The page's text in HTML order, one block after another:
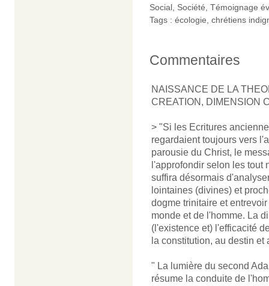
Social Société Témoignage
Tags : écologie chrétiens
Commentaires
NAISSANCE DE LA
CREATION, DIMENSION
> "Si les Ecritures
regardaient toujours vers
parousie du Christ, le
l'approfondir selon les tout
suffira désormais
lointaines (divines) et
dogme trinitaire et
monde et de l'homme. La
(l'existence et) l'efficacité
la constitution, au destin
" La lumière du second
résume la conduite de